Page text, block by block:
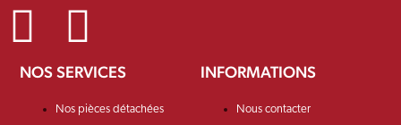
NOS SERVICES
Nos pièces détachées
INFORMATIONS
Nous contacter